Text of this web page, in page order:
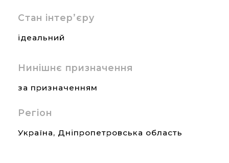
Стан інтер’єру
ідеальний
Нинішнє призначення
за призначенням
Регіон
Україна, Дніпропетровська область